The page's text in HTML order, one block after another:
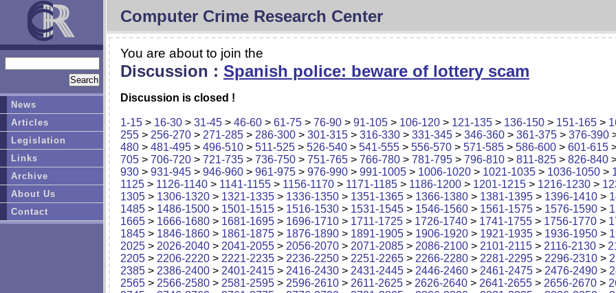
Computer Crime Research Center
You are about to join the
Discussion : Spanish police: beware of lottery scam
Discussion is closed !
1-15 > 16-30 > 31-45 > 46-60 > 61-75 > 76-90 > 91-105 > 106-120 > 121-135 > 136-150 > 151-165 >
255 > 256-270 > 271-285 > 286-300 > 301-315 > 316-330 > 331-345 > 346-360 > 361-375 > 376-390
480 > 481-495 > 496-510 > 511-525 > 526-540 > 541-555 > 556-570 > 571-585 > 586-600 > 601-615
705 > 706-720 > 721-735 > 736-750 > 751-765 > 766-780 > 781-795 > 796-810 > 811-825 > 826-840
930 > 931-945 > 946-960 > 961-975 > 976-990 > 991-1005 > 1006-1020 > 1021-1035 > 1036-1050 >
1125 > 1126-1140 > 1141-1155 > 1156-1170 > 1171-1185 > 1186-1200 > 1201-1215 > 1216-1230 >
1305 > 1306-1320 > 1321-1335 > 1336-1350 > 1351-1365 > 1366-1380 > 1381-1395 > 1396-1410 >
1485 > 1486-1500 > 1501-1515 > 1516-1530 > 1531-1545 > 1546-1560 > 1561-1575 > 1576-1590 >
1665 > 1666-1680 > 1681-1695 > 1696-1710 > 1711-1725 > 1726-1740 > 1741-1755 > 1756-1770 >
1845 > 1846-1860 > 1861-1875 > 1876-1890 > 1891-1905 > 1906-1920 > 1921-1935 > 1936-1950 >
2025 > 2026-2040 > 2041-2055 > 2056-2070 > 2071-2085 > 2086-2100 > 2101-2115 > 2116-2130 >
2205 > 2206-2220 > 2221-2235 > 2236-2250 > 2251-2265 > 2266-2280 > 2281-2295 > 2296-2310 >
2385 > 2386-2400 > 2401-2415 > 2416-2430 > 2431-2445 > 2446-2460 > 2461-2475 > 2476-2490 >
2565 > 2566-2580 > 2581-2595 > 2596-2610 > 2611-2625 > 2626-2640 > 2641-2655 > 2656-2670 >
News
Articles
Legislation
Links
Archive
About Us
Contact